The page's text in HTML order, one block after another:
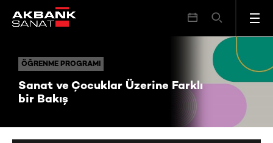
ÖĞRENME PROGRAMI
Sanat ve Çocuklar Üzerine Farklı
bir Bakış
ÖĞRENME PROGRAMI Sanat ve Çocuklar Üzerine Farklı bir Bakış